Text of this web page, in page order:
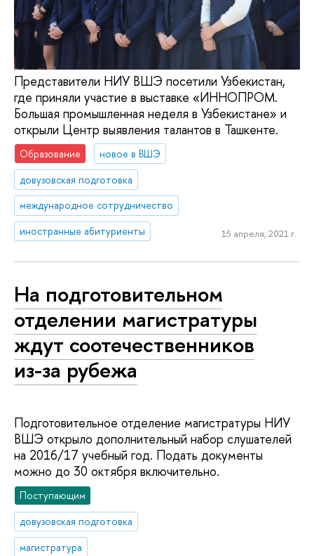
Представители НИУ ВШЭ посетили Узбекистан,
где приняли участие в выставке «ИННОПРОМ.
Большая промышленная неделя в Узбекистане» и
открыли Центр выявления талантов в Ташкенте.
Образование
новое в ВШЭ
довузовская подготовка
международное сотрудничество
иностранные абитуриенты
15 апреля, 2021 г.
На подготовительном
отделении магистратуры
ждут соотечественников
из-за рубежа
Подготовительное отделение магистратуры НИУ
ВШЭ открыло дополнительный набор слушателей
на 2016/17 учебный год. Подать документы
можно до 30 октября включительно.
Поступающим
довузовская подготовка
магистратура